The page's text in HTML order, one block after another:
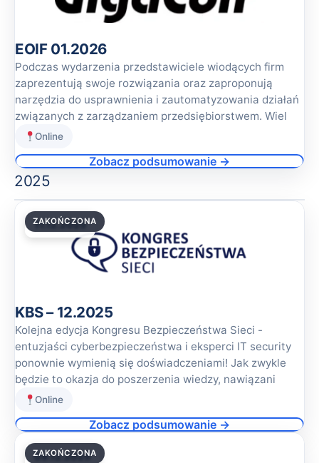
EOIF 01.2026
Podczas wydarzenia przedstawiciele wiodących firm
zaprezentują swoje rozwiązania oraz zaproponują
narzędzia do usprawnienia i zautomatyzowania działań
związanych z zarządzaniem przedsiębiorstwem. Wiel
Online
Zobacz podsumowanie →
2025
11.12.2025
ZAKOŃCZONA
KBS – 12.2025
Kolejna edycja Kongresu Bezpieczeństwa Sieci -
entuzjaści cyberbezpieczeństwa i eksperci IT security
ponownie wymienią się doświadczeniami! Jak zwykle
będzie to okazja do poszerzenia wiedzy, nawiązani
Online
Zobacz podsumowanie →
09.12.2025
ZAKOŃCZONA